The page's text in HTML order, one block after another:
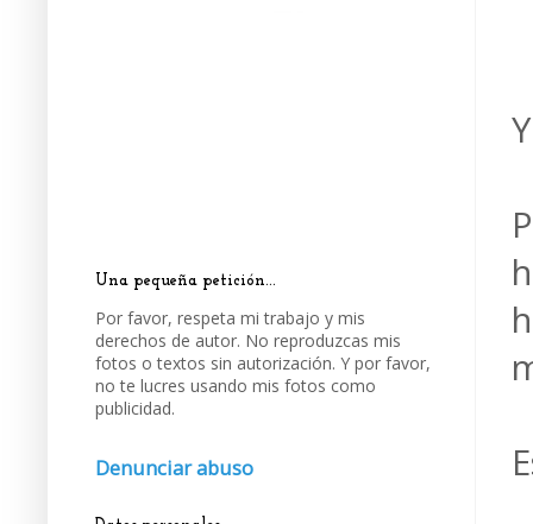
Una pequeña petición...
Por favor, respeta mi trabajo y mis
derechos de autor. No reproduzcas mis
fotos o textos sin autorización. Y por favor,
no te lucres usando mis fotos como
publicidad.
Denunciar abuso